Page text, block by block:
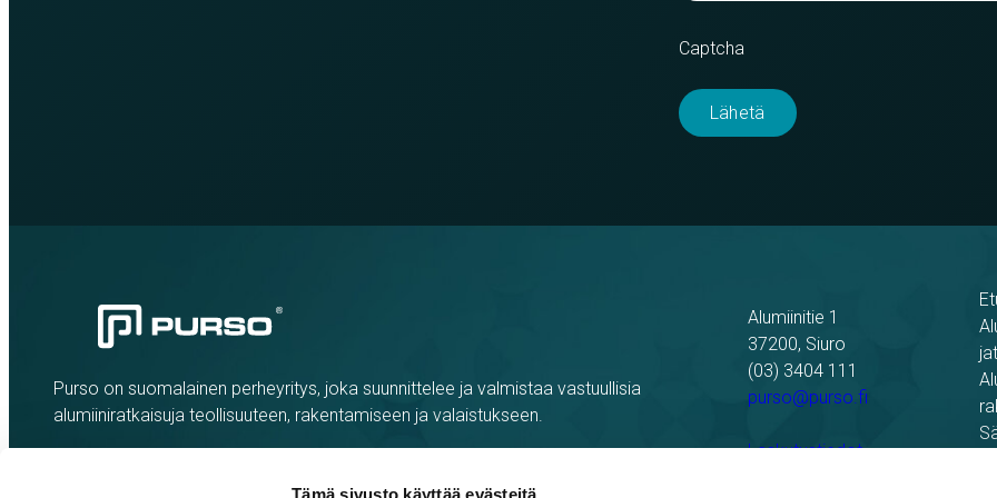
Tämä sivusto käyttää evästeitä
Captcha
Purso on suomalainen perheyritys, joka suunnittelee ja valmistaa vastuullisia
alumiiniratkaisuja teollisuuteen, rakentamiseen ja valaistukseen.
Alumiinitie 1
37200, Siuro
(03) 3404 111
purso@purso.fi
Laskutustiedot